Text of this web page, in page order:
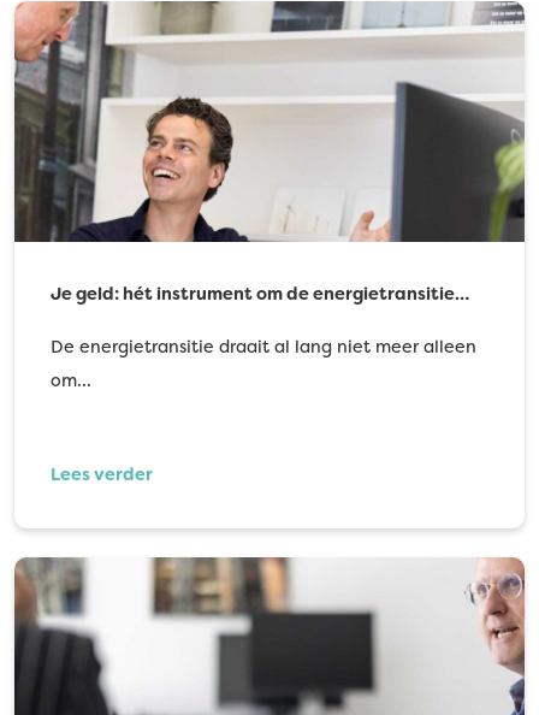
Je geld: hét instrument om de energietransitie…
De energietransitie draait al lang niet meer alleen
om…
Lees verder